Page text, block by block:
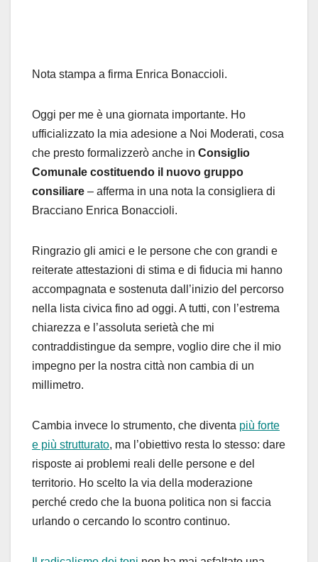
Nota stampa a firma Enrica Bonaccioli.
Oggi per me è una giornata importante. Ho
ufficializzato la mia adesione a Noi Moderati, cosa
che presto formalizzerò anche in Consiglio
Comunale costituendo il nuovo gruppo
consiliare – afferma in una nota la consigliera di
Bracciano Enrica Bonaccioli.
Ringrazio gli amici e le persone che con grandi e
reiterate attestazioni di stima e di fiducia mi hanno
accompagnata e sostenuta dall’inizio del percorso
nella lista civica fino ad oggi. A tutti, con l’estrema
chiarezza e l’assoluta serietà che mi
contraddistingue da sempre, voglio dire che il mio
impegno per la nostra città non cambia di un
millimetro.
Cambia invece lo strumento, che diventa più forte
e più strutturato, ma l’obiettivo resta lo stesso: dare
risposte ai problemi reali delle persone e del
territorio. Ho scelto la via della moderazione
perché credo che la buona politica non si faccia
urlando o cercando lo scontro continuo.